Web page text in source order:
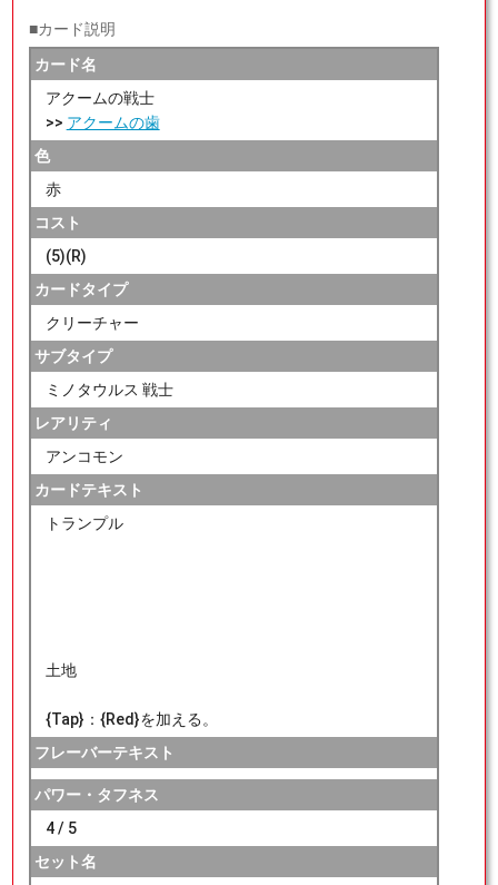
■カード説明
カード名
アクームの戦士
>> アクームの歯
色
赤
コスト
(5)(R)
カードタイプ
クリーチャー
サブタイプ
ミノタウルス 戦士
レアリティ
アンコモン
カードテキスト
トランプル
土地
{Tap}：{Red}を加える。
フレーバーテキスト
パワー・タフネス
4 / 5
セット名